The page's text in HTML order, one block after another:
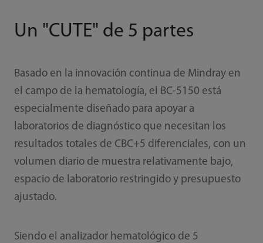
Un "CUTE" de 5 partes
Basado en la innovación continua de Mindray en
el campo de la hematología, el BC-5150 está
especialmente diseñado para apoyar a
laboratorios de diagnóstico que necesitan los
resultados totales de CBC+5 diferenciales, con un
volumen diario de muestra relativamente bajo,
espacio de laboratorio restringido y presupuesto
ajustado.
Siendo el analizador hematológico de 5